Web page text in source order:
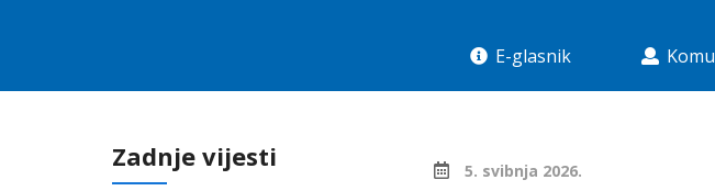
E-glasnik
5. svibnja 2026.
Zadnje vijesti